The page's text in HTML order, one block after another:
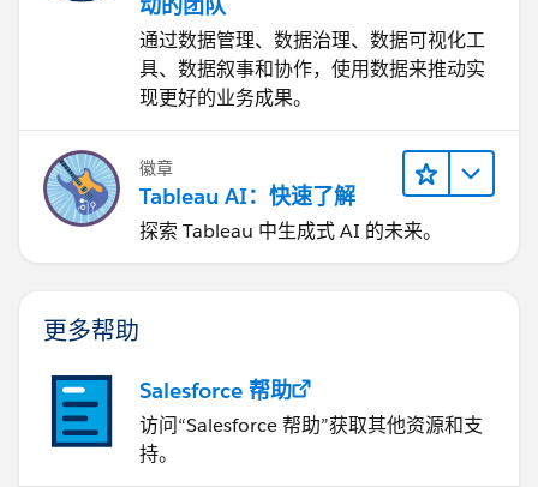
通过数据管理、数据治理、数据可视化工
具、数据叙事和协作，使用数据来推动实
现更好的业务成果。
徽章
Tableau AI：快速了解
探索 Tableau 中生成式 AI 的未来。
更多帮助
Salesforce 帮助
访问“Salesforce 帮助”获取其他资源和支
持。